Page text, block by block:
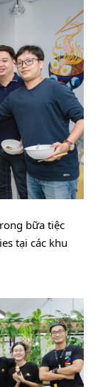
bữa tiệc
tại các khu